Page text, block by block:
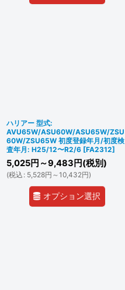
ハリアー 型式:
AVU65W/ASU60W/ASU65W/ZSU
60W/ZSU65W 初度登録年月/初度検
査年月: H25/12〜R2/6 [FA2312]
5,025円 ～9,483 円(税別)
(税込 : 5,528円 ～10,432円)
オプション選択